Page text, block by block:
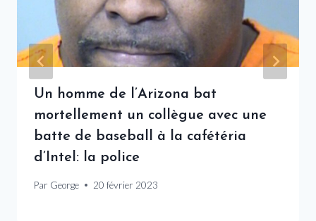
Un homme de l’Arizona bat
mortellement un collègue avec une
batte de baseball à la cafétéria
d’Intel: la police
Par George 20 février 2023